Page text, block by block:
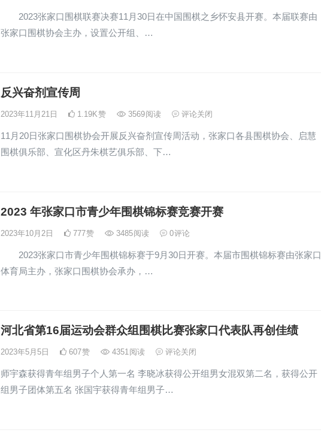
2023张家口围棋联赛决赛11月30日在中国围棋之乡怀安县开赛。本届联赛由
张家口围棋协会主办，设置公开组、…
反兴奋剂宣传周
2023年11月21日 1.19K赞 3569阅读 评论关闭
11月20日张家口围棋协会开展反兴奋剂宣传周活动，张家口各县围棋协会、启慧
围棋俱乐部、宣化区丹朱棋艺俱乐部、下…
2023 年张家口市青少年围棋锦标赛竞赛开赛
2023年10月2日 777赞 3485阅读 0评论
2023张家口市青少年围棋锦标赛于9月30日开赛。本届市围棋锦标赛由张家口
体育局主办，张家口围棋协会承办，…
河北省第16届运动会群众组围棋比赛张家口代表队再创佳绩
2023年5月5日 607赞 4351阅读 评论关闭
师宇森获得青年组男子个人第一名 李晓冰获得公开组男女混双第二名，获得公开
组男子团体第五名 张国宇获得青年组男子…